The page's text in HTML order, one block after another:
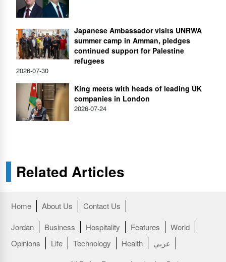
Japanese Ambassador visits UNRWA
summer camp in Amman, pledges
continued support for Palestine
refugees
2026-07-30
King meets with heads of leading UK
companies in London
2026-07-24
Related Articles
Home About Us
Contact Us
Jordan
Business Hospitality Features
World
Opinions
Life Technology Health عربي